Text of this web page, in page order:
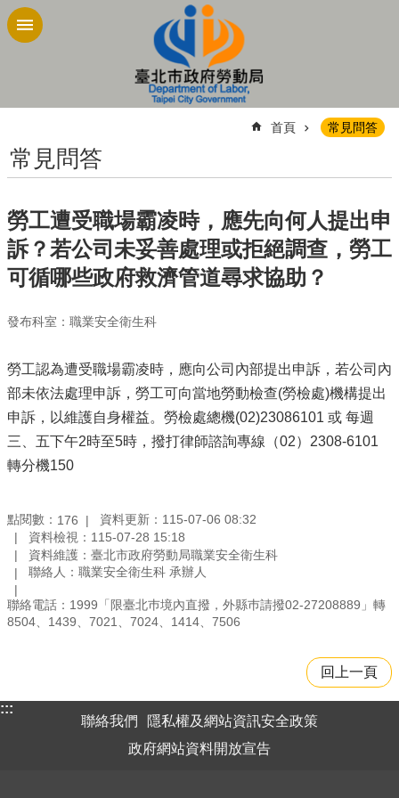
跳到主要內容區塊
首頁 常見問答
常見問答
勞工遭受職場霸凌時，應先向何人提出申
訴？若公司未妥善處理或拒絕調查，勞工
可循哪些政府救濟管道尋求協助？
發布科室：職業安全衛生科
勞工認為遭受職場霸凌時，應向公司內部提出申訴，若公司內
部未依法處理申訴，勞工可向當地勞動檢查(勞檢處)機構提出
申訴，以維護自身權益。勞檢處總機(02)23086101 或 每週
三、五下午2時至5時，撥打律師諮詢專線（02）2308-6101
轉分機150
點閱數： 176
資料更新：115-07-06 08:32
資料檢視：115-07-28 15:18
資料維護：臺北市政府勞動局職業安全衛生科
聯絡人：職業安全衛生科 承辦人
聯絡電話：1999「限臺北巿境內直撥，外縣巿請撥02-27208889」轉
8504、1439、7021、7024、1414、7506
回上一頁
:::
聯絡我們
隱私權及網站資訊安全政策
政府網站資料開放宣告